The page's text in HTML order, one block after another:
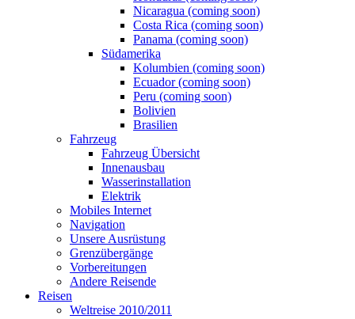
Nicaragua (coming soon)
Costa Rica (coming soon)
Panama (coming soon)
Südamerika
Kolumbien (coming soon)
Ecuador (coming soon)
Peru (coming soon)
Bolivien
Brasilien
Fahrzeug
Fahrzeug Übersicht
Innenausbau
Wasserinstallation
Elektrik
Mobiles Internet
Navigation
Unsere Ausrüstung
Grenzübergänge
Vorbereitungen
Andere Reisende
Reisen
Weltreise 2010/2011